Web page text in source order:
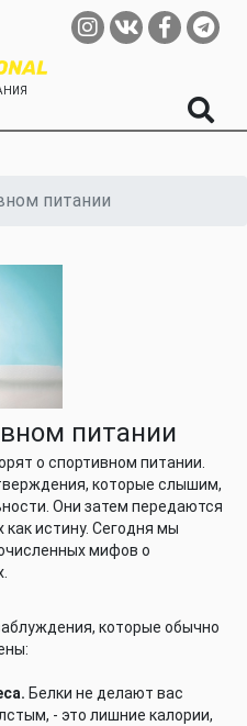
питании
питании
о спортивном питании.
которые слышим,
Они затем передаются
истину. Сегодня мы
мифов о
которые обычно
Белки не делают вас
- это лишние калории,